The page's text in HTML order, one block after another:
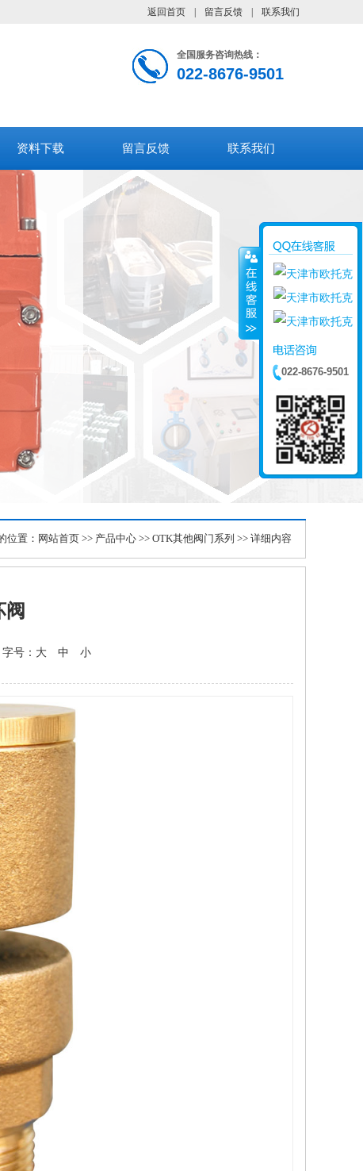
返回首页 留言反馈 联系我们
全国服务咨询热线：
022-8676-9501
资料下载 留言反馈 联系我们
位置： 网站首页 >> 产品中心 >> OTK其他阀门系列 >> 详细内容
号： 大 中 小
022-8676-9501